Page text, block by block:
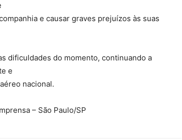
e causar graves prejuízos às suas
dificuldades do momento, continuando a
e
nacional.
– São Paulo/SP